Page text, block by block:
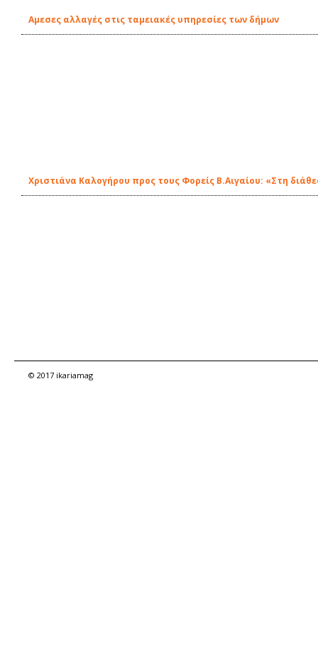
Αμεσες αλλαγές στις ταμειακές υπηρεσίες των δήμων
Χριστιάνα Καλογήρου προς τους Φορείς Β.Αιγαίου: «Στη
© 2017 ikariamag